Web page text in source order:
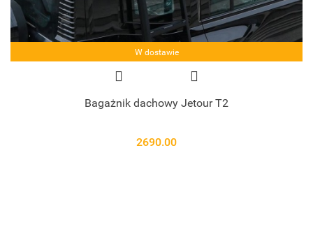
W dostawie
Bagażnik dachowy Jetour T2
2690.00